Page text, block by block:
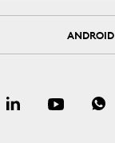
ANDROID